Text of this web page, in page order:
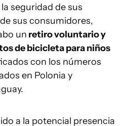
seguridad de sus
sus consumidores,
un retiro voluntario y
de bicicleta para niños
con los números
en Polonia y
a la potencial presencia